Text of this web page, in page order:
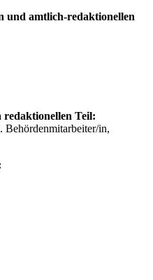
und amtlich-redaktionellen
Teil:
Behördenmitarbeiter/in,